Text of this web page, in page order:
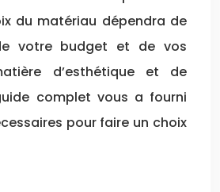
du matériau dépendra de
votre budget et de vos
d’esthétique et de
complet vous a fourni
pour faire un choix